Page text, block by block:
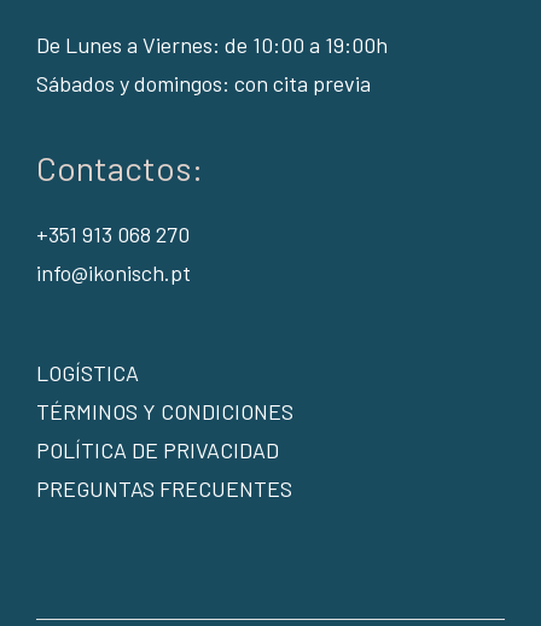
De Lunes a Viernes: de 10:00 a 19:00h
Sábados y domingos: con cita previa
Contactos:
+351 913 068 270
info@ikonisch.pt
LOGÍSTICA
TÉRMINOS Y CONDICIONES
POLÍTICA DE PRIVACIDAD
PREGUNTAS FRECUENTES